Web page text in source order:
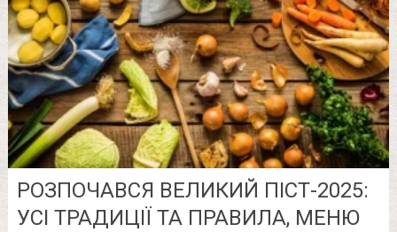
РОЗПОЧАВСЯ ВЕЛИКИЙ ПІСТ-2025:
УСІ ТРАДИЦІЇ ТА ПРАВИЛА, МЕНЮ